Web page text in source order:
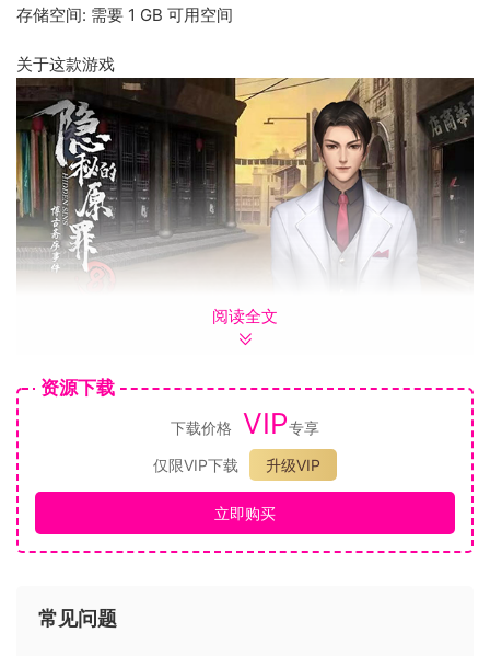
存储空间: 需要 1 GB 可用空间
关于这款游戏
第八回 连环凶案迹扑朔 古画藏宝隐荒村
迷雾散布天日昭，
机关算尽亦徒劳。
休言世间无正道，
凶顽到头总难逃。
上文书说到演员凌丹在法兰西拜德古堡中连破奇案，缪耀千里
寻友，两人乘坐邮轮返回南华城中，诸般后事暂且不表。
且说这一日，缪耀接到凌丹的一通电话，赶到三不管地带悦来
博古斋序古玩店中，老板齐博远突然自尽。九牛门中关系藏宝
阅读全文
资源下载
下载价格 VIP专享
仅限VIP下载
升级VIP
立即购买
常见问题